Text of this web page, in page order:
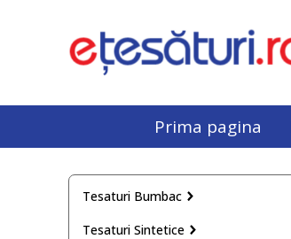
Prima pagina
Tesaturi Bumbac
Tesaturi Sintetice